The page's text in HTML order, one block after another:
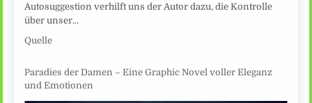
Autosuggestion verhilft uns der Autor dazu, die Kontrolle
über unser…
Quelle
Paradies der Damen – Eine Graphic Novel voller Eleganz
und Emotionen